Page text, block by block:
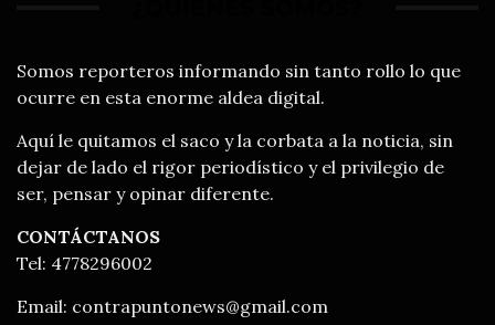
Somos reporteros informando sin tanto rollo lo que
ocurre en esta enorme aldea digital.
Aquí le quitamos el saco y la corbata a la noticia, sin
dejar de lado el rigor periodístico y el privilegio de
ser, pensar y opinar diferente.
CONTÁCTANOS
Tel: 4778296002
Email: contrapuntonews@gmail.com